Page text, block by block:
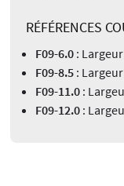
RÉFÉRENCES
F09-6.0 :
F09-8.5 :
F09-11.0 :
F09-12.0 :